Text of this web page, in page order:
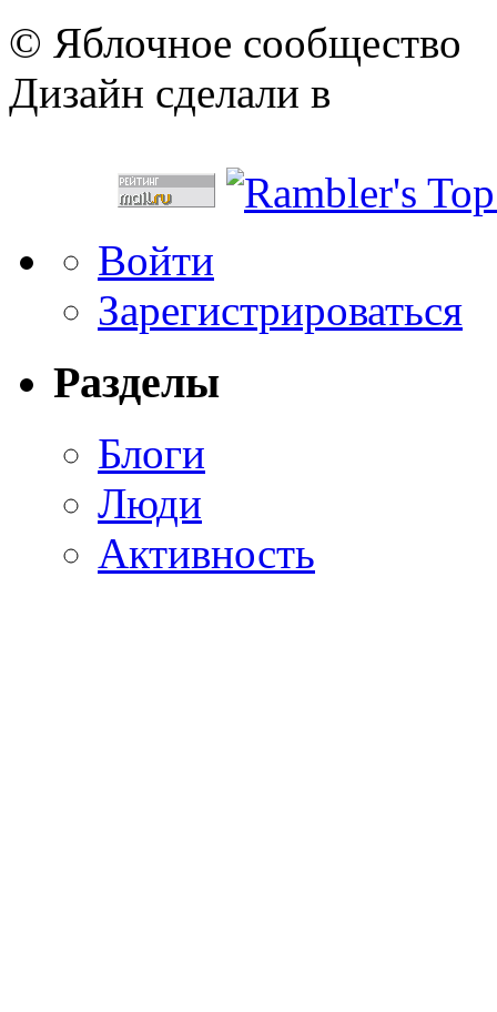
© Яблочное сообщество
Дизайн сделали в
Войти
Зарегистрироваться
Разделы
Блоги
Люди
Активность